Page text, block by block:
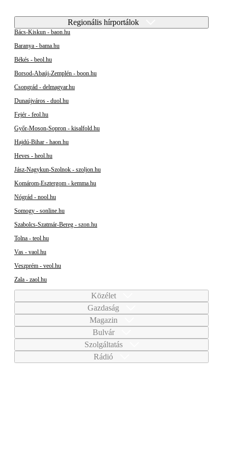
Regionális hírportálok
Bács-Kiskun - baon.hu
Baranya - bama.hu
Békés - beol.hu
Borsod-Abaúj-Zemplén - boon.hu
Csongrád - delmagyar.hu
Dunaújváros - duol.hu
Fejér - feol.hu
Győr-Moson-Sopron - kisalfold.hu
Hajdú-Bihar - haon.hu
Heves - heol.hu
Jász-Nagykun-Szolnok - szoljon.hu
Komárom-Esztergom - kemma.hu
Nógrád - nool.hu
Somogy - sonline.hu
Szabolcs-Szatmár-Bereg - szon.hu
Tolna - teol.hu
Vas - vaol.hu
Veszprém - veol.hu
Zala - zaol.hu
Közélet
Gazdaság
Magazin
Bulvár
Szolgáltatás
Rádió